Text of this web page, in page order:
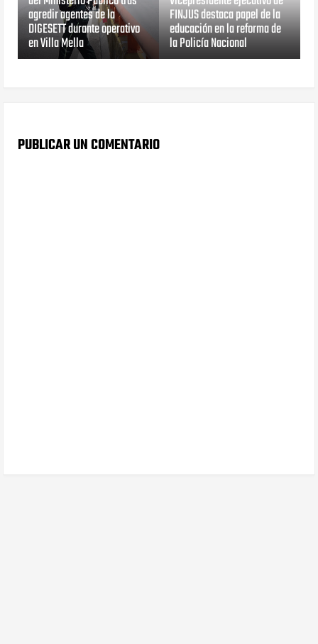
agredir agentes de la
DIGESETT durante operativo
en Villa Mella
FINJUS destaca papel de la
educación en la reforma de
la Policía Nacional
PUBLICAR UN COMENTARIO